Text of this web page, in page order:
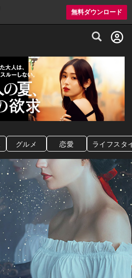
無料ダウンロード
グルメ情報・プレミアムレストラン予約
グルメ 恋愛 ライフスタ